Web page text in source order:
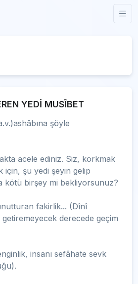
YEDİ MUSÎBET
şöyle
acele ediniz. Siz, korkmak
için, şu yedi şeyin gelip
kötü birşey mi bekliyorsunuz?
fakirlik... (Dînî
derecede geçim
insanı sefâhate sevk